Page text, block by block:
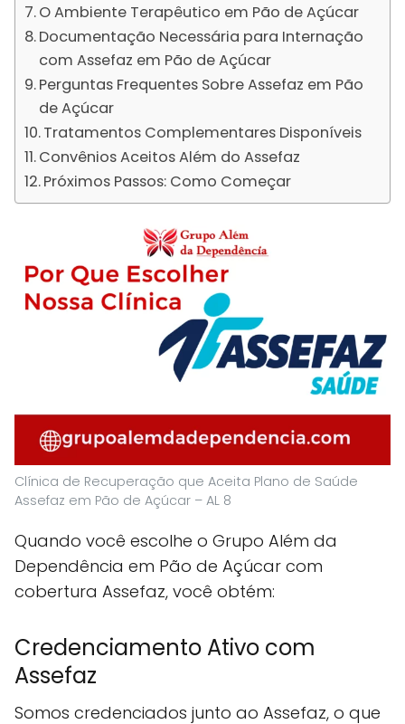
O Ambiente Terapêutico em Pão de Açúcar
Documentação Necessária para Internação
com Assefaz em Pão de Açúcar
Perguntas Frequentes Sobre Assefaz em Pão
de Açúcar
Tratamentos Complementares Disponíveis
Convênios Aceitos Além do Assefaz
Próximos Passos: Como Começar
Clínica de Recuperação que Aceita Plano de Saúde
Assefaz em Pão de Açúcar – AL 8
Quando você escolhe o Grupo Além da
Dependência em Pão de Açúcar com
cobertura Assefaz, você obtém:
Credenciamento Ativo com
Assefaz
Somos credenciados junto ao Assefaz, o que